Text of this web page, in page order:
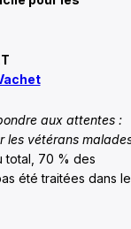
aux attentes :
les vétérans
total, 70 % des
été traitées dans